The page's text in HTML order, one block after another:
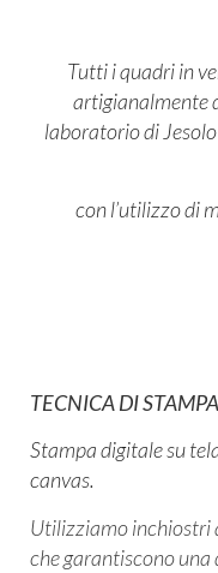
Tutti i quadri in
artigianalmente
laboratorio di
con l’utilizzo di
TECNICA DI
Stampa digitale su
canvas.
Utilizziamo inchiostri
che garantiscono una